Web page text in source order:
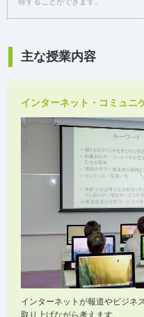
主な授業内容
インターネット・コミュニ
インターネットが報道やビジネ
取り上げながら考えます。